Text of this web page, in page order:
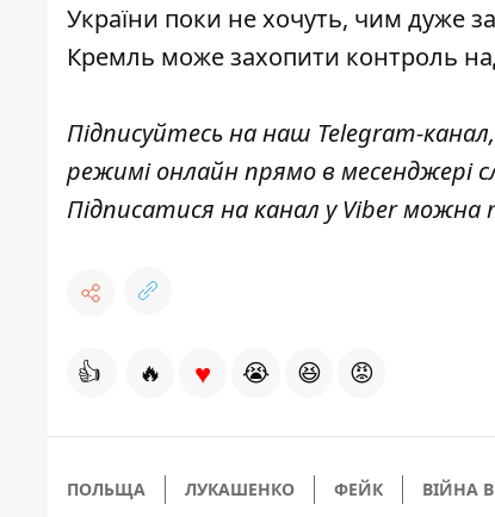
України поки не хочуть, чим дуже
Кремль може захопити контроль
Підписуйтесь на наш Telegram-канал
режимі онлайн прямо в месенджері
Підписатися на канал у Viber можна
👍 🔥 ♥ 😭 😆 😡
ПОЛЬЩА ЛУКАШЕНКО ФЕЙК ВІЙНА В